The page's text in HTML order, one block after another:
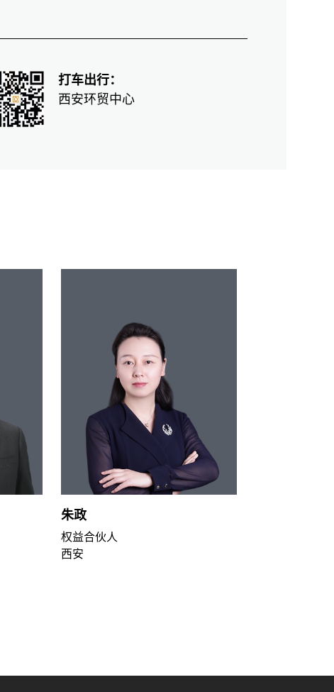
打车出行：
西安环贸中心
朱政
权益合伙人
西安